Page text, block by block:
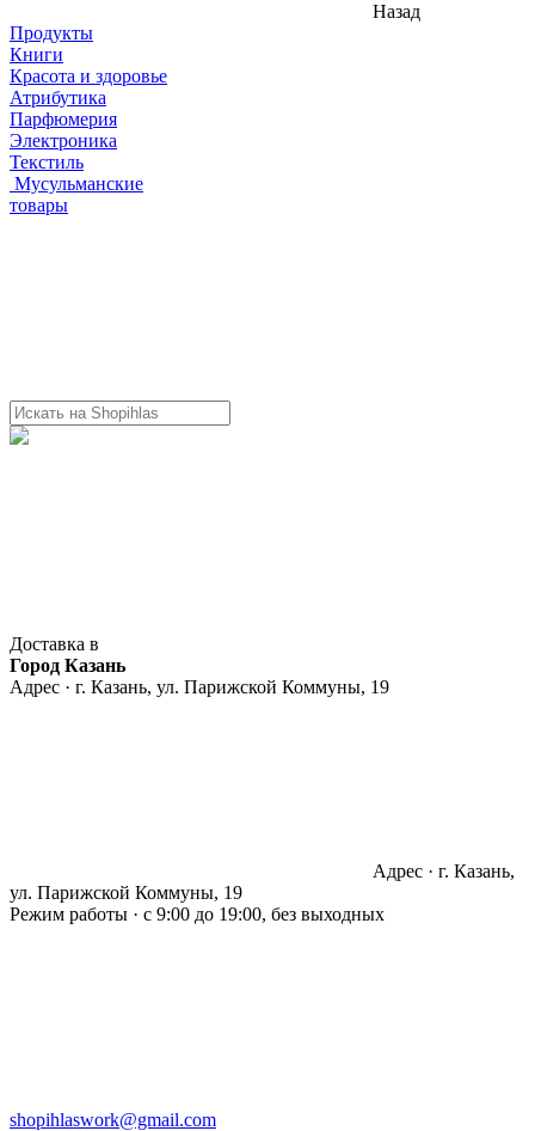
Назад
Продукты
Книги
Красота и здоровье
Атрибутика
Парфюмерия
Электроника
Текстиль
Мусульманские
товары
Доставка в
Город Казань
Адрес · г. Казань, ул. Парижской Коммуны, 19
Адрес · г. Казань,
ул. Парижской Коммуны, 19
Режим работы · с 9:00 до 19:00, без выходных
shopihlaswork@gmail.com